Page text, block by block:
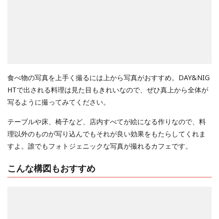
食べ物の写真を上手く撮るには上から写真がおすすめ。DAY&NIG
HTで出される料理は見た目もきれいなので、ぜひ真上から全体が
写るように撮ってみてください。
テーブルや床、椅子など、店内すべてが絵になる作りなので、料
理以外のものが写り込んでもそれが良い効果をもたらしてくれま
すよ。誰でもフォトジェニックな写真が撮れるカフェです。
こんな構図もおすすめ